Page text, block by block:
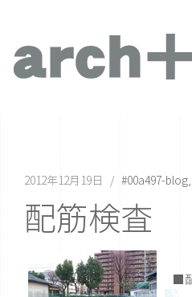
2012年12月19日 #00a497-blog
配筋検査
■配